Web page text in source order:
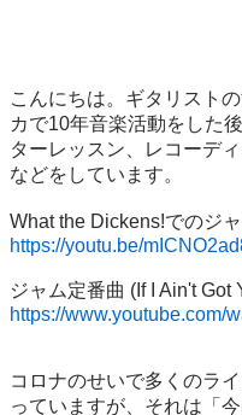
こんにちは。ギタリスト
カで10年音楽活動をした
ターレッスン、レコーデ
などをしています。
https://youtu.be/
https://www.youtube.com/
コロナのせいで多くのラ
っていますが、それは「